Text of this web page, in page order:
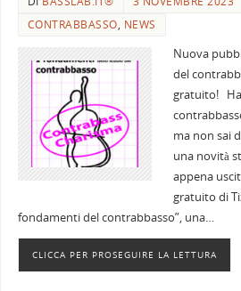
CONTRABBASSO, NEWS
Nuova
del
gratuito!
ma non sai
una novità
appena
gratuito di
fondamenti del contrabbasso”, una…
CLICCA PER PROSEGUIRE LA LETTURA